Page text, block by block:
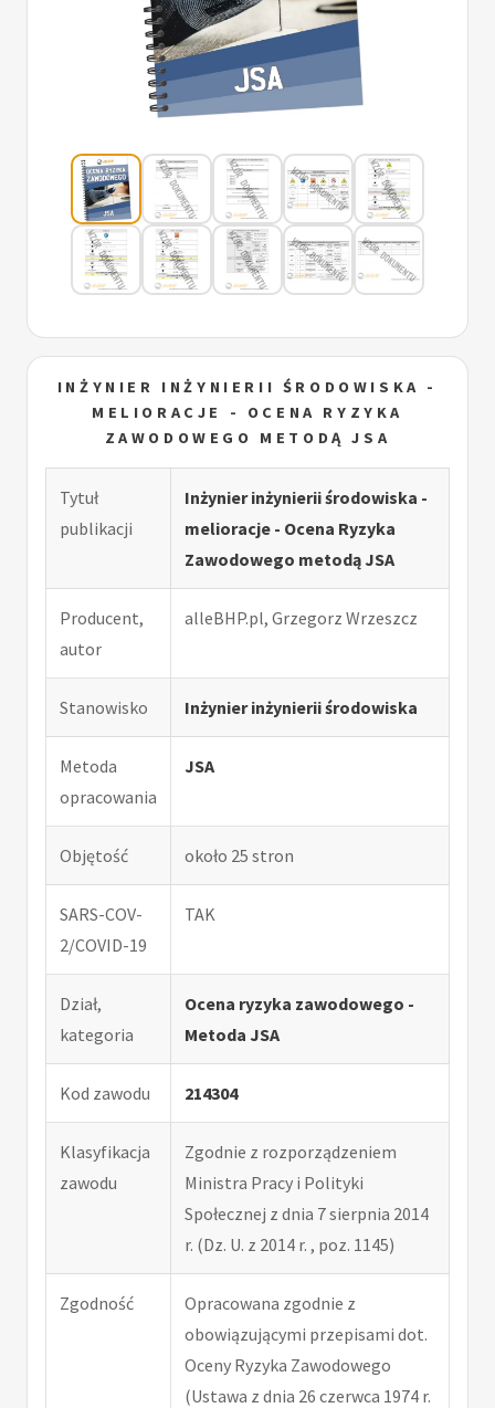
INŻYNIER INŻYNIERII ŚRODOWISKA -
MELIORACJE - OCENA RYZYKA
ZAWODOWEGO METODĄ JSA
Tytuł
publikacji
Inżynier inżynierii środowiska -
melioracje - Ocena Ryzyka
Zawodowego metodą JSA
Producent,
autor
alleBHP.pl, Grzegorz Wrzeszcz
Stanowisko Inżynier inżynierii środowiska
Metoda
opracowania
JSA
Objętość około 25 stron
SARS-COV-
2/COVID-19
TAK
Dział,
kategoria
Ocena ryzyka zawodowego -
Metoda JSA
Kod zawodu 214304
Klasyfikacja
zawodu
Zgodnie z rozporządzeniem
Ministra Pracy i Polityki
Społecznej z dnia 7 sierpnia 2014
r. (Dz. U. z 2014 r. , poz. 1145)
Zgodność
Opracowana zgodnie z
obowiązującymi przepisami dot.
Oceny Ryzyka Zawodowego
(Ustawa z dnia 26 czerwca 1974 r.